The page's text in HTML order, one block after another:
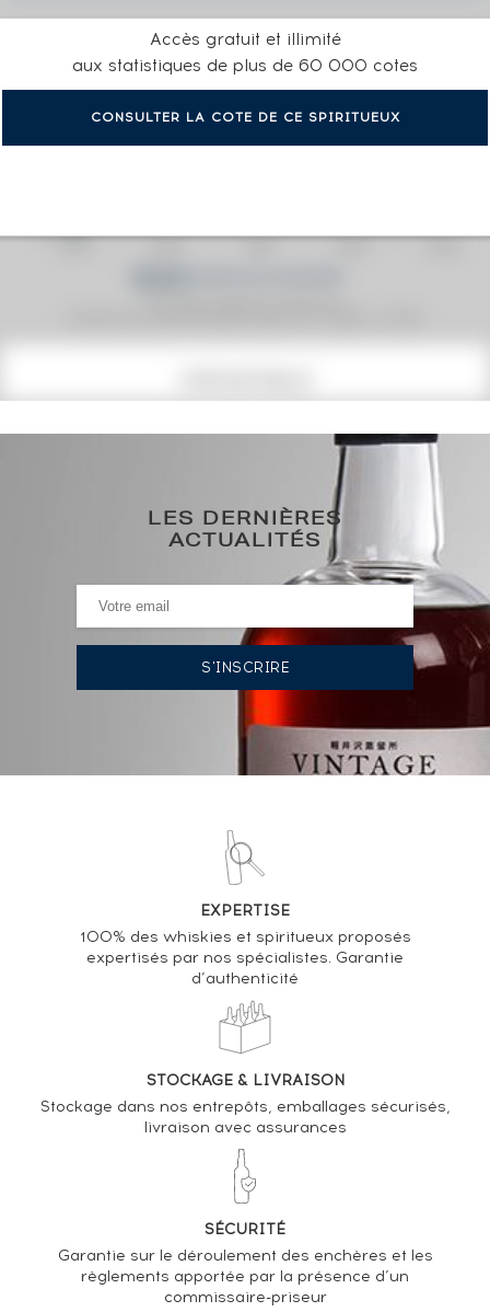
Accès gratuit et illimité
aux statistiques de plus de 60 000 cotes
CONSULTER LA COTE DE CE SPIRITUEUX
4 359€
(plus haut annuel)
0€ (plus bas annuel)
HISTORIQUE DES ADJUDICATIONS
4 012
VOUS POSSÉDEZ UN SPIRITUEUX IDENTIQUE ?
VENDEZ-LE !
Analyse & Performance du spiritueux
Macallan The 25 years 1972 Of. Anniversary Malt
bottled 1998 Special Bottling
VARIATION DE LA COTE
LES DERNIÈRES
ACTUALITÉS
EXPERTISE
100% des whiskies et spiritueux proposés
expertisés par nos spécialistes. Garantie
d’authenticité
STOCKAGE & LIVRAISON
Stockage dans nos entrepôts, emballages sécurisés,
livraison avec assurances
SÉCURITÉ
Garantie sur le déroulement des enchères et les
règlements apportée par la présence d’un
commissaire-priseur